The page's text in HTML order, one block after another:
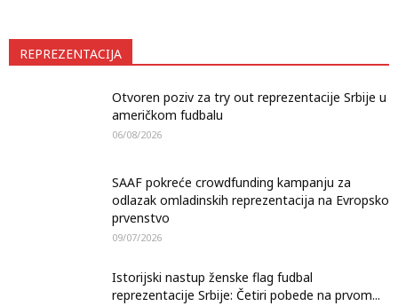
REPREZENTACIJA
Otvoren poziv za try out reprezentacije Srbije u
američkom fudbalu
06/08/2026
SAAF pokreće crowdfunding kampanju za
odlazak omladinskih reprezentacija na Evropsko
prvenstvo
09/07/2026
Istorijski nastup ženske flag fudbal
reprezentacije Srbije: Četiri pobede na prvom...